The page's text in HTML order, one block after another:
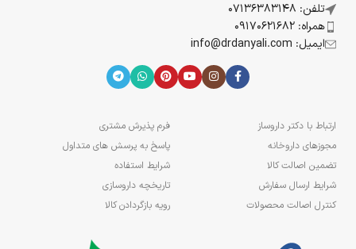
تلفن: 07136383148
همراه: 09170621682
ایمیل: info@drdanyali.com
ارتباط با دکتر داروساز
مجوزهای داروخانه
تضمین اصالت کالا
شرایط ارسال سفارش
کنترل اصالت محصولات
فرم پذیرش مشتری
پاسخ به پرسش های متداول
شرایط استفاده
تاریخچه داروسازی
رویه بازگردادن کالا